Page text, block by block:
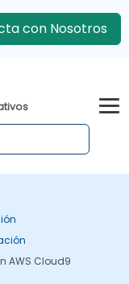
con Nosotros
AWS Cloud9